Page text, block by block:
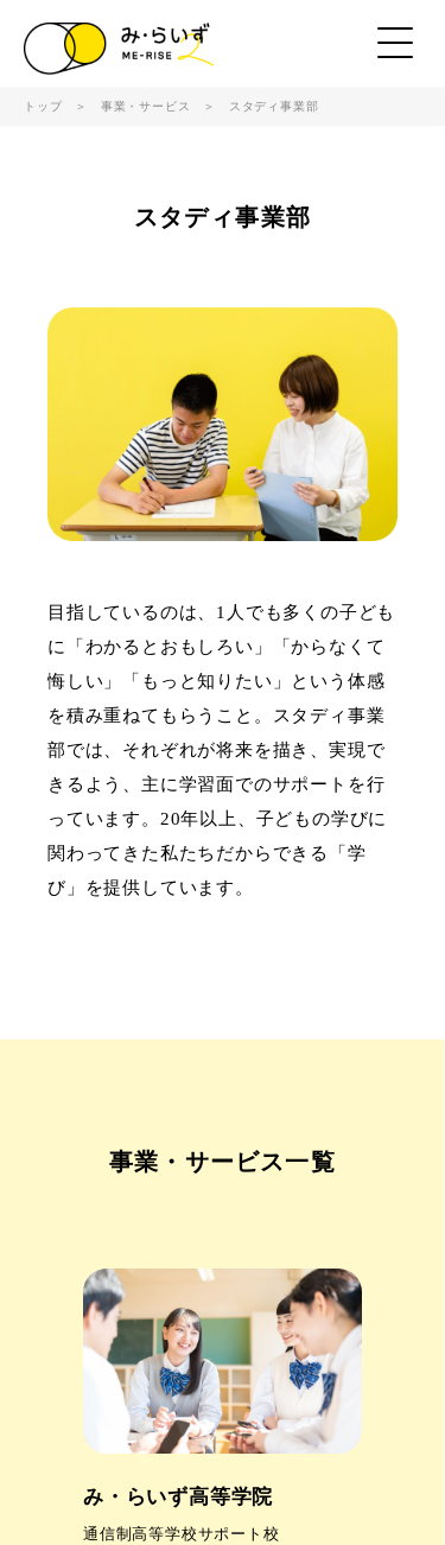
トップ ＞ 事業・サービス ＞ スタディ事業部
スタディ事業部
目指しているのは、1人でも多くの子ども
に「わかるとおもしろい」「からなくて
悔しい」「もっと知りたい」という体感
を積み重ねてもらうこと。スタディ事業
部では、それぞれが将来を描き、実現で
きるよう、主に学習面でのサポートを行
っています。20年以上、子どもの学びに
関わってきた私たちだからできる「学
び」を提供しています。
事業・サービス一覧
み・らいず高等学院
通信制高等学校サポート校